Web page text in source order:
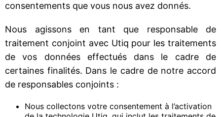
consentements que vous nous avez donnés.
Nous agissons en tant que responsable de
traitement conjoint avec Utiq pour les traitements
de vos données effectués dans le cadre de
certaines finalités. Dans le cadre de notre accord
de responsables conjoints :
Nous collectons votre consentement à l’activation